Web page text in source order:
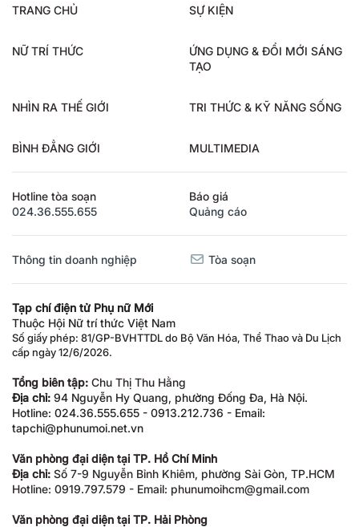
TRANG CHỦ SỰ KIỆN
NỮ TRÍ THỨC
ỨNG DỤNG & ĐỔI MỚI SÁNG
TẠO
NHÌN RA THẾ GIỚI TRI THỨC & KỸ NĂNG SỐNG
BÌNH ĐẲNG GIỚI MULTIMEDIA
Hotline tòa soạn
024.36.555.655
Báo giá
Quảng cáo
Thông tin doanh nghiệp Tòa soạn
Tạp chí điện tử Phụ nữ Mới
Thuộc Hội Nữ trí thức Việt Nam
Số giấy phép: 81/GP-BVHTTDL do Bộ Văn Hóa, Thể Thao và Du Lịch
cấp ngày 12/6/2026.
Tổng biên tập: Chu Thị Thu Hằng
Địa chỉ: 94 Nguyễn Hy Quang, phường Đống Đa, Hà Nội.
Hotline: 024.36.555.655 - 0913.212.736 - Email:
tapchi@phunumoi.net.vn
Văn phòng đại diện tại TP. Hồ Chí Minh
Địa chỉ: Số 7-9 Nguyễn Bỉnh Khiêm, phường Sài Gòn, TP.HCM
Hotline: 0919.797.579 - Email: phunumoihcm@gmail.com
Văn phòng đại diện tại TP. Hải Phòng